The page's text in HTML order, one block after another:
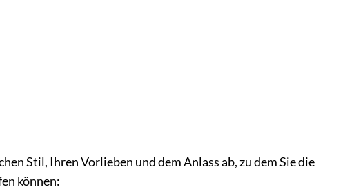
Stil, Ihren Vorlieben und dem Anlass ab, zu dem Sie die
können: